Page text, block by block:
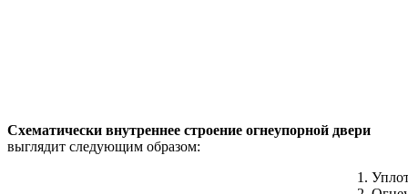
Схематически внутреннее строение огнеупорной двери
выглядит следующим образом: